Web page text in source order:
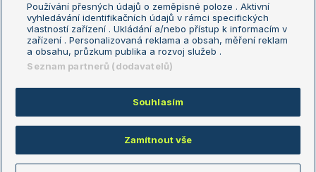
Podmínky užití
Nastavení soukromí
GDPR a žurnalistika
Reklama
Kontakt
Informace o zpracování osobních
údajů
Copyright © 2008-2026 TenisPortal.cz. Využíváme zpravodajství ČTK.
Používání přesných údajů o zeměpisné poloze . Aktivní
vyhledávání identifikačních údajů v rámci specifických
vlastností zařízení . Ukládání a/nebo přístup k informacím v
zařízení . Personalizovaná reklama a obsah, měření reklam
a obsahu, průzkum publika a rozvoj služeb .
Seznam partnerů (dodavatelů)
Souhlasím
Zamítnout vše